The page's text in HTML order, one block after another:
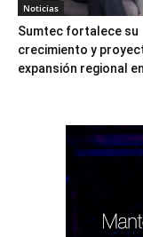
Noticias
Sumtec fortalece su
crecimiento y
expansión regional